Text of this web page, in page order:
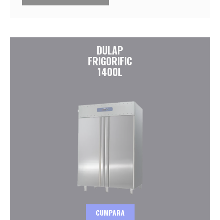
DULAP
FRIGORIFIC
1400L
CUMPARA